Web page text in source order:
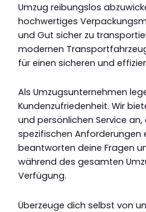
Umzug reibungslos
hochwertiges
und Gut sicher zu
modernen
für einen sicheren und
Als Umzugsunternehmen
Kundenzufriedenheit. Wir
und persönlichen Service
spezifischen Anforderungen
beantworten deine Fragen
während des gesamten
Verfügung.
Überzeuge dich selbst von